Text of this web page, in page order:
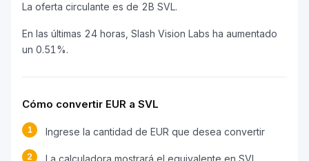
La oferta circulante es de 2B SVL.
En las últimas 24 horas, Slash Vision Labs ha aumentado
un 0.51%.
Cómo convertir EUR a SVL
1 Ingrese la cantidad de EUR que desea convertir
2 La calculadora mostrará el equivalente en SVL